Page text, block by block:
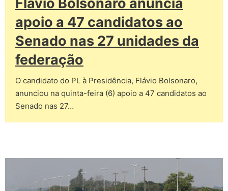
apoio a 47 candidatos ao
Senado nas 27 unidades da
federação
O candidato do PL à Presidência, Flávio Bolsonaro,
anunciou na quinta-feira (6) apoio a 47 candidatos ao
Senado nas 27…